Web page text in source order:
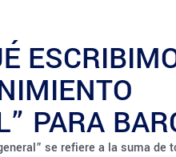
PARA
se refiere a la suma de